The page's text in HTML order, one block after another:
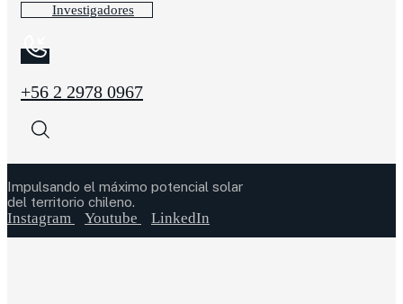
Investigadores
+56 2 2978 0967
Impulsando el máximo potencial solar
del territorio chileno.
Instagram Youtube LinkedIn